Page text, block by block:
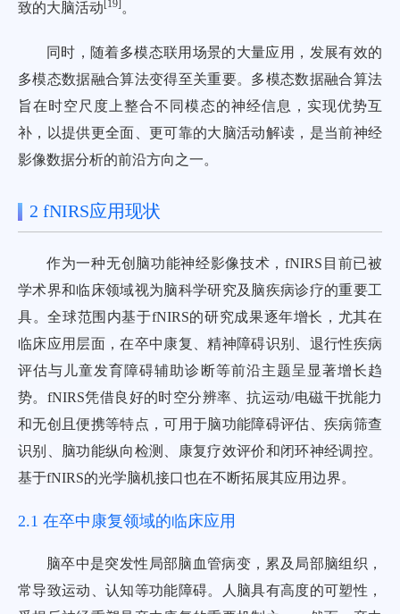
致的大脑活动[19] 。
同时，随着多模态联用场景的大量应用，发展有效的
多模态数据融合算法变得至关重要。多模态数据融合算法
旨在时空尺度上整合不同模态的神经信息，实现优势互
补，以提供更全面、更可靠的大脑活动解读，是当前神经
影像数据分析的前沿方向之一。
2 fNIRS应用现状
作为一种无创脑功能神经影像技术，fNIRS目前已被
学术界和临床领域视为脑科学研究及脑疾病诊疗的重要工
具。全球范围内基于fNIRS的研究成果逐年增长，尤其在
临床应用层面，在卒中康复、精神障碍识别、退行性疾病
评估与儿童发育障碍辅助诊断等前沿主题呈显著增长趋
势。fNIRS凭借良好的时空分辨率、抗运动/电磁干扰能力
和无创且便携等特点，可用于脑功能障碍评估、疾病筛查
识别、脑功能纵向检测、康复疗效评价和闭环神经调控。
基于fNIRS的光学脑机接口也在不断拓展其应用边界。
2.1 在卒中康复领域的临床应用
脑卒中是突发性局部脑血管病变，累及局部脑组织，
常导致运动、认知等功能障碍。人脑具有高度的可塑性，